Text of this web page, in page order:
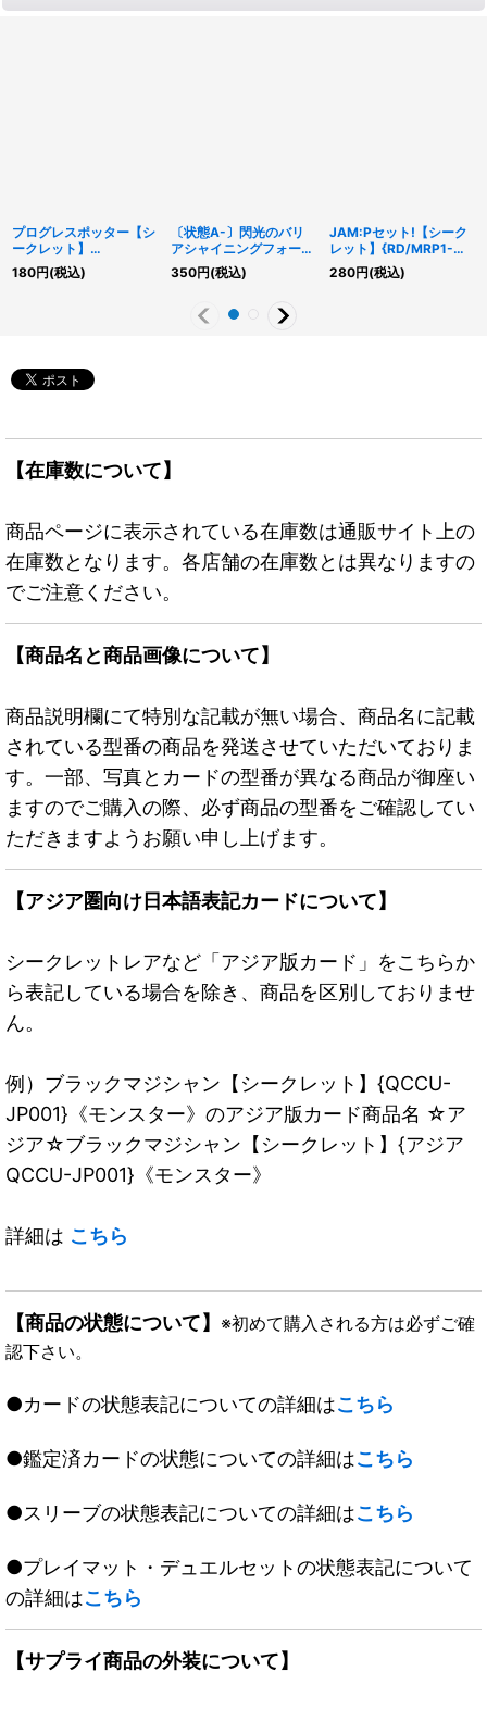
プログレスポッター【シ
ークレット】
{RD/5TH1-JP056}
《RDモンスター》
180円(税込)
〔状態A-〕閃光のバリ
アシャイニングフォース
【スーパー】
{RD/VSP1-JP055}
350円(税込)
JAM:Pセット!【シーク
レット】{RD/MRP1-
JP046}《RD魔法》
280円(税込)
【在庫数について】
商品ページに表示されている在庫数は通販サイト上の
在庫数となります。各店舗の在庫数とは異なりますの
でご注意ください。
【商品名と商品画像について】
商品説明欄にて特別な記載が無い場合、商品名に記載
されている型番の商品を発送させていただいておりま
す。一部、写真とカードの型番が異なる商品が御座い
ますのでご購入の際、必ず商品の型番をご確認してい
ただきますようお願い申し上げます。
【アジア圏向け日本語表記カードについて】
シークレットレアなど「アジア版カード」をこちらか
ら表記している場合を除き、商品を区別しておりませ
ん。
例）ブラックマジシャン【シークレット】{QCCU-
JP001}《モンスター》のアジア版カード商品名 ☆ア
ジア☆ブラックマジシャン【シークレット】{アジア
QCCU-JP001}《モンスター》
詳細は こちら
【商品の状態について】 ※初めて購入される方は必ずご確
認下さい。
●カードの状態表記についての詳細はこちら
●鑑定済カードの状態についての詳細はこちら
●スリーブの状態表記についての詳細はこちら
●プレイマット・デュエルセットの状態表記について
の詳細はこちら
【サプライ商品の外装について】